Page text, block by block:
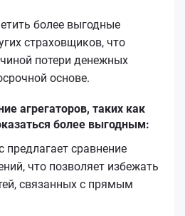
более выгодные
страховщиков, что
потери денежных
основе.
агрегаторов, таких как
более выгодным:
предлагает сравнение
что позволяет избежать
связанных с прямым